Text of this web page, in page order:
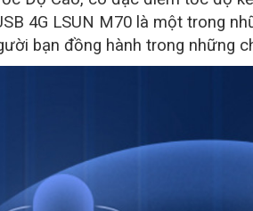
4G LSUN M70 là một trong
bạn đồng hành trong những